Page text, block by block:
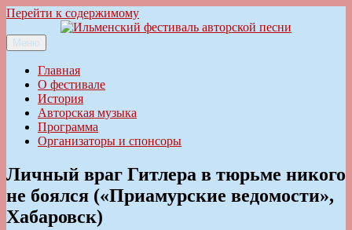
Перейти к содержимому
Ильменский фестиваль авторской песни
Меню
Главная
О фестивале
История
Авторская музыка
Программа
Организаторы и спонсоры
Личный враг Гитлера в тюрьме никого
не боялся («Приамурские ведомости»,
Хабаровск)